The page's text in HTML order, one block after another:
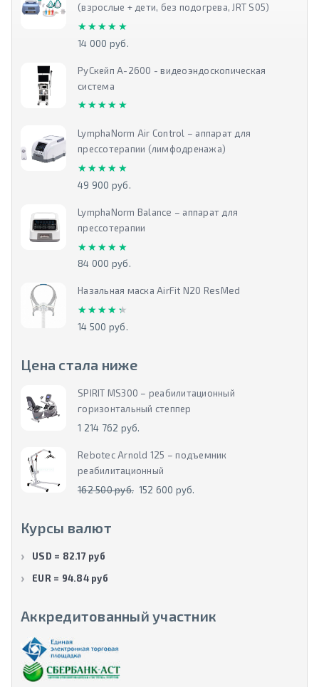
(взрослые + дети, без подогрева, JRT S05)
★★★★★
★★★★★
14 000 руб.
РуСкейп А-2600 - видеоэндоскопическая
система
★★★★★
★★★★★
LymphaNorm Air Control – аппарат для
прессотерапии (лимфодренажа)
★★★★★
★★★★★
49 900 руб.
LymphaNorm Balance – аппарат для
прессотерапии
★★★★★
★★★★★
84 000 руб.
Назальная маска AirFit N20 ResMed
★★★★★
★★★★★
14 500 руб.
Цена стала ниже
SPIRIT MS300 – реабилитационный
горизонтальный степпер
1 214 762 руб.
Rebotec Arnold 125 – подъемник
реабилитационный
162 500 руб. 152 600 руб.
Курсы валют
USD = 82.17 руб
EUR = 94.84 руб
Аккредитованный участник